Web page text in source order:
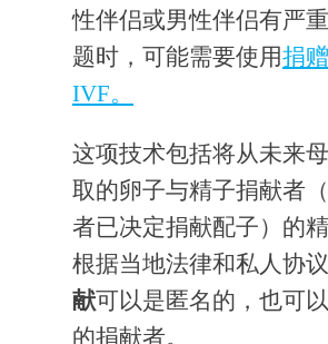
性伴侣或男性伴侣有严
题时，可能需要使用捐
IVF。
这项技术包括将从未来
取的卵子与精子捐献者
者已决定捐献配子）的精
根据当地法律和私人协议
献可以是匿名的，也可
的捐献者。